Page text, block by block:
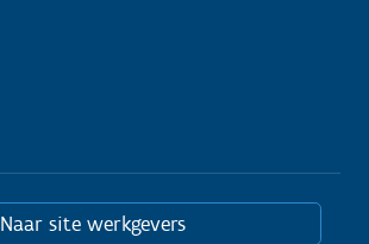
Naar site werkgevers